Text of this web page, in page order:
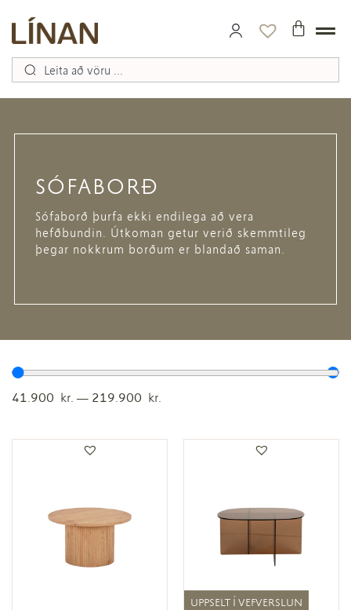
SÓFABORÐ
Sófaborð þurfa ekki endilega að vera
hefðbundin. Útkoman getur verið skemmtileg
þegar nokkrum borðum er blandað saman.
41.900 kr. — 219.900 kr.
UPPSELT Í VEFVERSLUN
UPPSELT Í VEFVERSLUN